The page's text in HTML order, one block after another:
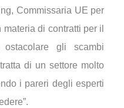
Commissaria UE per
materia di contratti per il
ostacolare gli scambi
di un settore molto
i pareri degli esperti